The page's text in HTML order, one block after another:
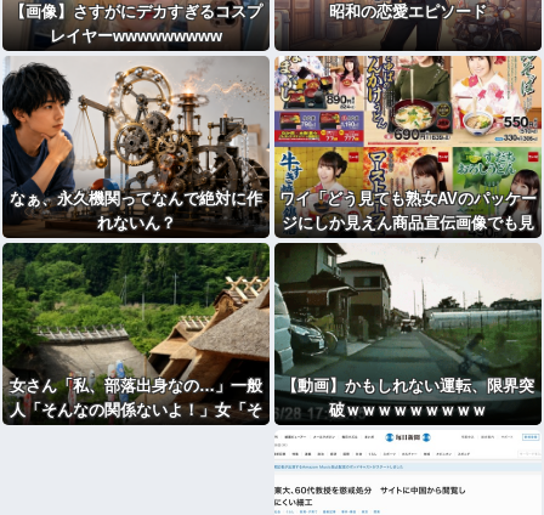
【画像】さすがにデカすぎるコスプ
レイヤーwwwwwwwww
昭和の恋愛エピソード
なぁ、永久機関ってなんで絶対に作
れないん？
ワイ「どう見ても熟女AVのパッケー
ジにしか見えん商品宣伝画像でも見
るか...」
女さん「私、部落出身なの…」一般
人「そんなの関係ないよ！」女「そ
【動画】かもしれない運転、限界突
破ｗｗｗｗｗｗｗｗｗ